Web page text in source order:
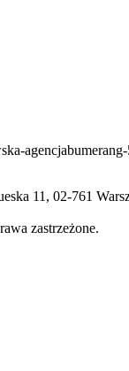
11, 02-761
zastrzeżone.